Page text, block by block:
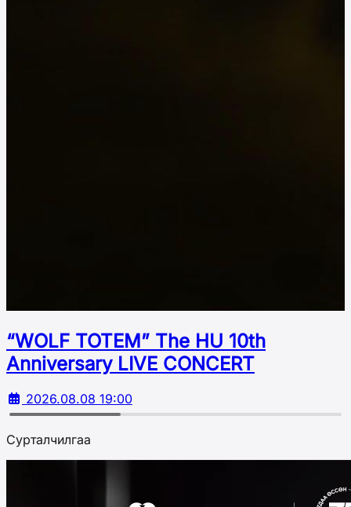
“WOLF TOTEM” The HU 10th
Аnniversary LIVE CONCERT
2026.08.08 19:00
Сурталчилгаа